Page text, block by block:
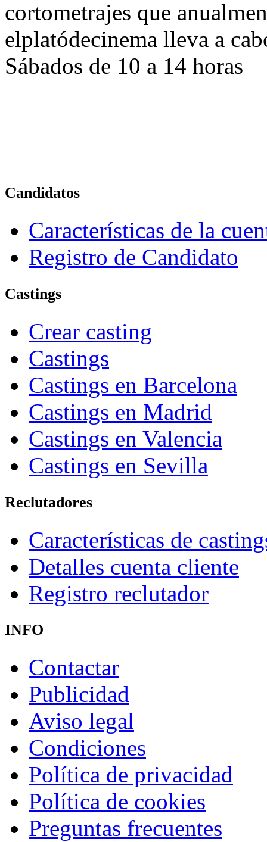
cortometrajes que
elplatódecinema lleva a
Sábados de 10 a 14 horas
Candidatos
Características de la
Registro de Candidato
Castings
Crear casting
Castings
Castings en Barcelona
Castings en Madrid
Castings en Valencia
Castings en Sevilla
Reclutadores
Características de
Detalles cuenta cliente
Registro reclutador
INFO
Contactar
Publicidad
Aviso legal
Condiciones
Política de privacidad
Política de cookies
Preguntas frecuentes